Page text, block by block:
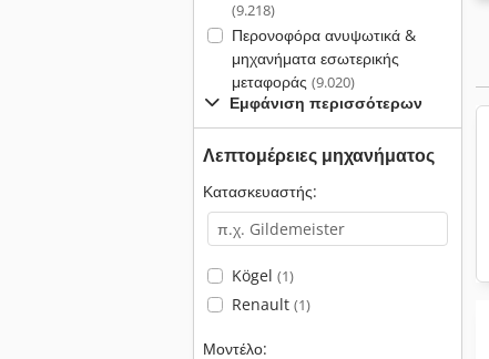
(9.218)
Περονοφόρα ανυψωτικά &
μηχανήματα εσωτερικής
μεταφοράς (9.020)
Εμφάνιση περισσότερων
Λεπτομέρειες μηχανήματος
Κατασκευαστής:
Kögel (1)
Renault (1)
Μοντέλο: